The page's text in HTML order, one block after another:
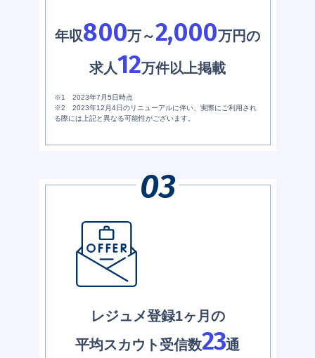
年収800万～2,000万円の
求人12万件以上掲載
※1 2023年7月5日時点
※2 2023年12月4日のリニューアルに伴い、実際にご利用され
る際には上記と異なる可能性がございます。
レジュメ登録1ヶ月の
平均スカウト受信数23通